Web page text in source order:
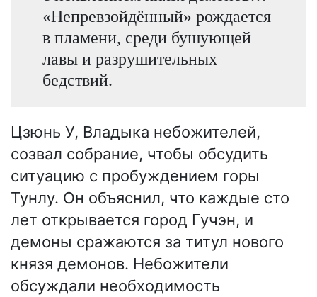
«Непревзойдённый» рождается
в пламени, среди бушующей
лавы и разрушительных
бедствий.
Цзюнь У, Владыка небожителей,
созвал собрание, чтобы обсудить
ситуацию с пробуждением горы
Тунлу. Он объяснил, что каждые сто
лет открывается город Гучэн, и
демоны сражаются за титул нового
князя демонов. Небожители
обсуждали необходимость